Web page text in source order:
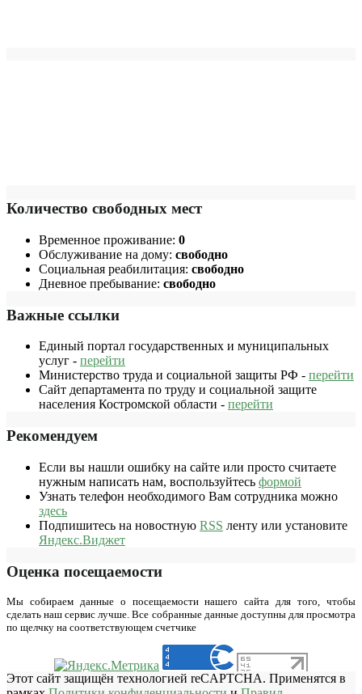
Количество свободных мест
Временное проживание: 0
Обслуживание на дому: свободно
Социальная реабилитация: свободно
Дневное пребывание: свободно
Важные ссылки
Единый портал государственных и муниципальных
услуг - перейти
Министерство труда и социальной защиты РФ - перейти
Сайт департамента по труду и социальной защите
населения Костромской области - перейти
Рекомендуем
Если вы нашли ошибку на сайте или просто считаете
нужным написать нам, воспользуйтесь формой
Узнать телефон необходимого Вам сотрудника можно
здесь
Подпишитесь на новостную RSS ленту или установите
Яндекс.Виджет
Оценка посещаемости
Мы собираем данные о посещаемости нашего сайта для того, чтобы
сделать наш сервис лучше. Все собранные данные доступны для просмотра
по щелчку на соответствующем счетчике
Этот сайт защищён технологией reCAPTCHA. Применятся в